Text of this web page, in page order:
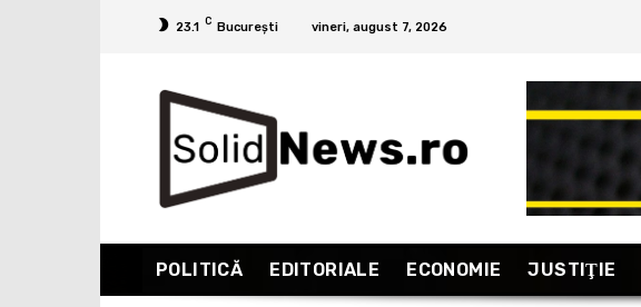
23.1 C București vineri, august 7, 2026
POLITICĂ EDITORIALE ECONOMIE JUSTIŢIE